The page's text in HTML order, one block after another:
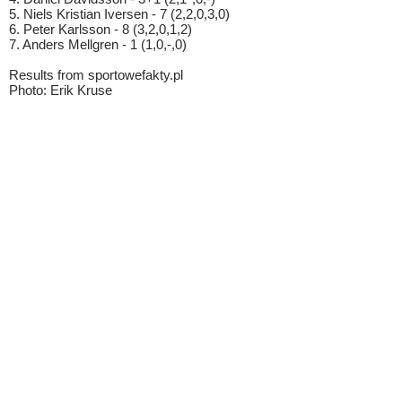
5. Niels Kristian Iversen - 7 (2,2,0,3,0)
6. Peter Karlsson - 8 (3,2,0,1,2)
7. Anders Mellgren - 1 (1,0,-,0)
Results from sportowefakty.pl
Photo: Erik Kruse